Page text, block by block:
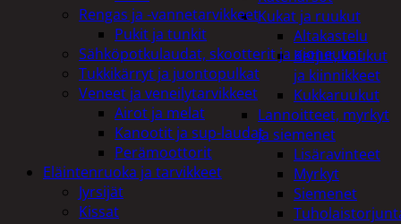
Kukat ja ruukut
Altakastelu
Ketjut, koukut
ja kiinnikkeet
Kukkaruukut
Lannoitteet, myrkyt
ja siemenet
Lisäravinteet
Myrkyt
Siemenet
Rengas ja -vannetarvikkeet
Pukit ja tunkit
Sähköpotkulaudat, skootterit ja ajoneuvot
Tukkikärryt ja juontopulkat
Veneet ja veneilytarvikkeet
Airot ja melat
Kanootit ja sup-laudat
Perämoottorit
Eläintenruoka ja tarvikkeet
Jyrsijät
Kissat